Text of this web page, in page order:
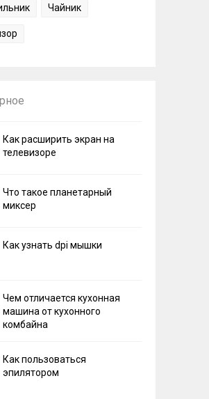
Чайник
Как расширить экран на
телевизоре
Что такое планетарный
миксер
Как узнать dpi мышки
Чем отличается кухонная
машина от кухонного
комбайна
Как пользоваться
эпилятором